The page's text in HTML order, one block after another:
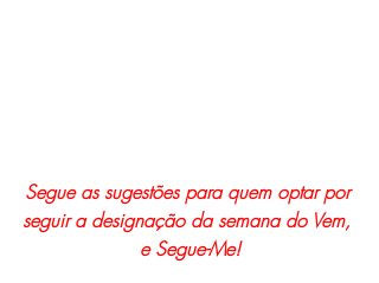
Segue as sugestões para quem optar por
seguir a designação da semana do Vem,
e Segue-Me!